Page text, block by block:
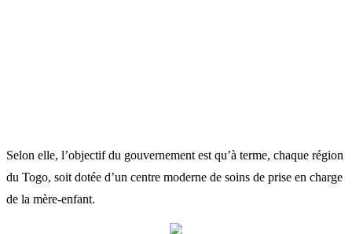
Selon elle, l’objectif du gouvernement est qu’à terme, chaque région
du Togo, soit dotée d’un centre moderne de soins de prise en charge
de la mère-enfant.